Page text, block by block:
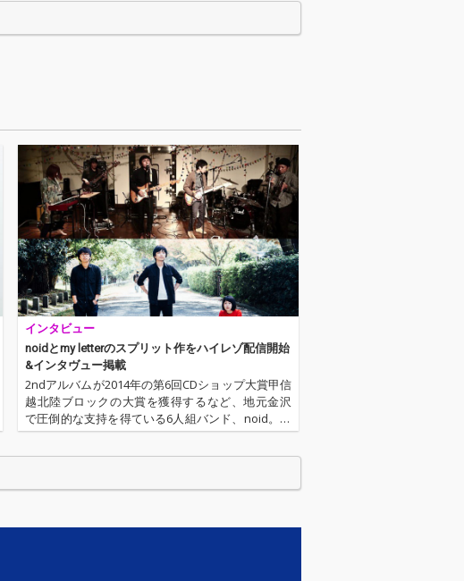
ク。『ロータリー・ソ
ングズ』は東京時代の
ゆーきゃんの遺作にし
て、京都と東京をつな
ぐアーティストの一人
として再生する、その
記念碑となる。
る力を持っています。
ギターの弦の音や呟く
ようなヴォーカルを、
高音質HQDファイルで
よりリアルに感じられ
ます。
インタビュー
noidとmy letterのスプリット作をハイレゾ配信開始
&インタヴュー掲載
2ndアルバムが2014年の第6回CDショップ大賞甲信
越北陸ブロックの大賞を獲得するなど、地元金沢
で圧倒的な支持を得ている6人組バンド、noid。主
催するイベント〈Magical Colors Night〉ではこれ